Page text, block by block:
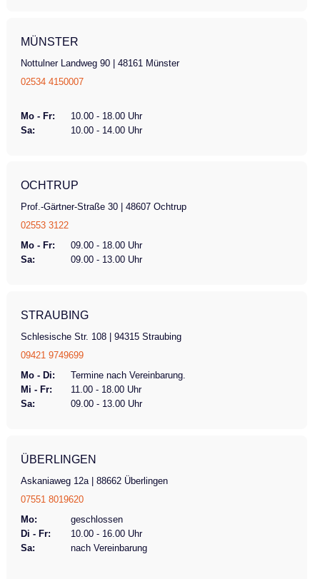
MÜNSTER
Nottulner Landweg 90 | 48161 Münster
02534 4150007
Mo - Fr:
10.00 - 18.00 Uhr
Sa:
10.00 - 14.00 Uhr
OCHTRUP
Prof.-Gärtner-Straße 30 | 48607 Ochtrup
02553 3122
Mo - Fr:
09.00 - 18.00 Uhr
Sa:
09.00 - 13.00 Uhr
STRAUBING
Schlesische Str. 108 | 94315 Straubing
09421 9749699
Mo - Di:
Termine nach Vereinbarung.
Mi - Fr:
11.00 - 18.00 Uhr
Sa:
09.00 - 13.00 Uhr
ÜBERLINGEN
Askaniaweg 12a | 88662 Überlingen
07551 8019620
Mo:
geschlossen
Di - Fr:
10.00 - 16.00 Uhr
Sa:
nach Vereinbarung